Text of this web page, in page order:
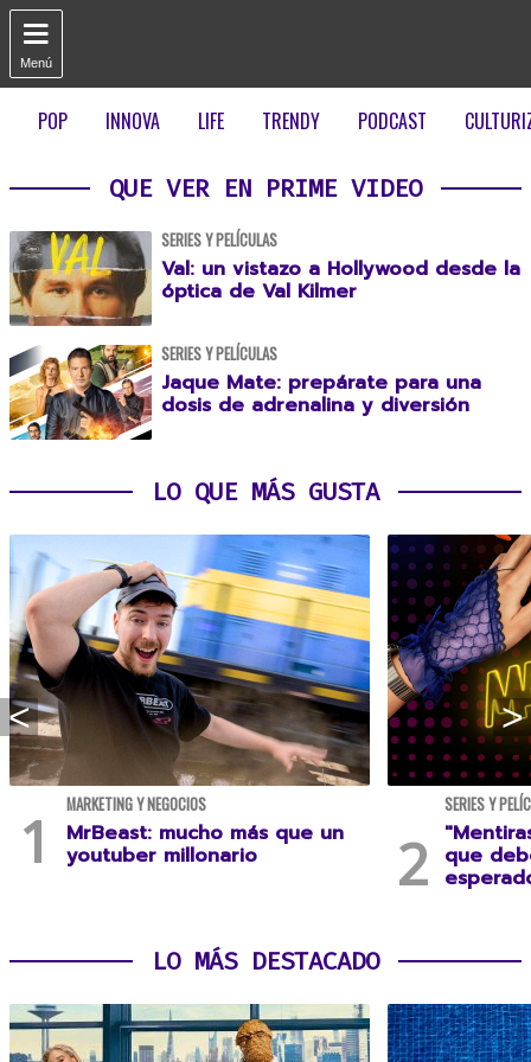

Menú
POP INNOVA LIFE TRENDY PODCAST
QUE VER EN PRIME VIDEO
SERIES Y PELÍCULAS
Val: un vistazo a Hollywood desde la
óptica de Val Kilmer
SERIES Y PELÍCULAS
Jaque Mate: prepárate para una
dosis de adrenalina y diversión
LO QUE MÁS GUSTA
MARKETING Y NEGOCIOS
MrBeast: mucho más que un
youtuber millonario
SERIES Y
que
LO MÁS DESTACADO